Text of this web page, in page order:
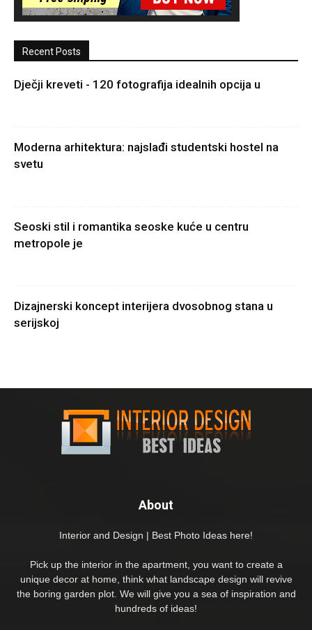
Recent Posts
Dječji kreveti - 120 fotografija idealnih opcija u
Moderna arhitektura: najslađi studentski hostel na
svetu
Seoski stil i romantika seoske kuće u centru
metropole je
Dizajnerski koncept interijera dvosobnog stana u
serijskoj
About
Interior and Design | Best Photo Ideas here!
Pick up the interior in the apartment, you want to create a
unique decor at home, think what landscape design will revive
the boring garden plot. We will give you a sea of inspiration and
hundreds of ideas!